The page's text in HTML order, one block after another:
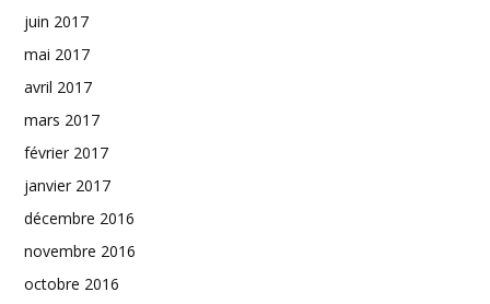
juin 2017
mai 2017
avril 2017
mars 2017
février 2017
janvier 2017
décembre 2016
novembre 2016
octobre 2016